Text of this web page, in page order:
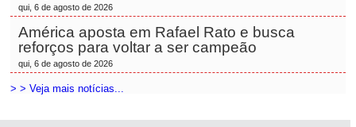
qui, 6 de agosto de 2026
América aposta em Rafael Rato e busca
reforços para voltar a ser campeão
qui, 6 de agosto de 2026
> > Veja mais notícias...